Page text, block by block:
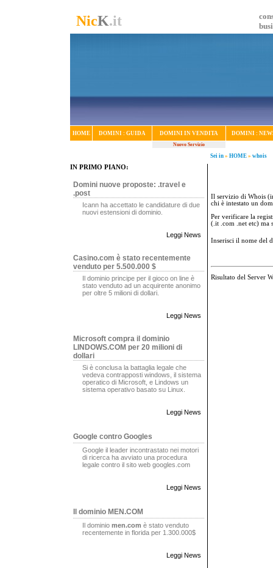
NicK.it
HOME DOMINI : GUIDA DOMINI IN VENDITA DOMINI :
Nuovo Servizio
Sei in » HOME » whois
IN PRIMO PIANO:
Domini nuove proposte: .travel e
.post
Icann ha accettato le candidature di due
nuovi estensioni di dominio.
Leggi News
Casino.com è stato recentemente
venduto per 5.500.000 $
Il dominio principe per il gioco on line è
stato venduto ad un acquirente anonimo
per oltre 5 milioni di dollari.
Leggi News
Microsoft compra il dominio
LINDOWS.COM per 20 milioni di
dollari
Si è conclusa la battaglia legale che
vedeva contrapposti windows, il sistema
operatico di Microsoft, e Lindows un
sistema operativo basato su Linux.
Leggi News
Google contro Googles
Google il leader incontrastato nei motori
di ricerca ha avviato una procedura
legale contro il sito web googles.com
Leggi News
Il dominio MEN.COM
Il dominio men.com è stato venduto
recentemente in florida per 1.300.000$
Leggi News
Il servizio di Whois
chi è intestato un
Per verificare la
(.it .com .net etc) ma
Inserisci il nome del
Risultato del Server